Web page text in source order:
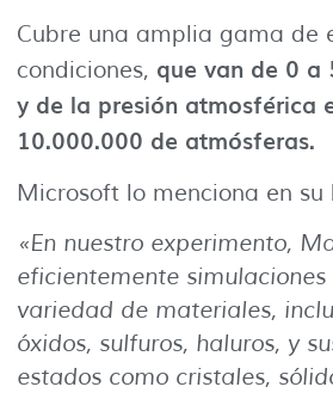
Cubre una amplia gama de
condiciones, que van de 0 a
y de la presión atmosférica
10.000.000 de atmósferas.
Microsoft lo menciona en su
«En nuestro experimento,
eficientemente
variedad de materiales,
óxidos, sulfuros, haluros, y
estados como cristales,